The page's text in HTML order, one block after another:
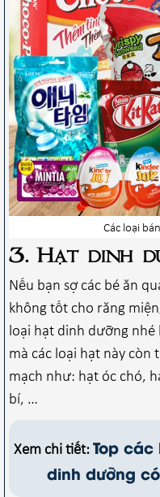
Các loại
3. Hạt dinh
Nếu bạn sợ các bé ăn
không tốt cho răng
loại hạt dinh dưỡng
mà các loại hạt này còn
mạch như: hạt óc chó,
bí, …
Xem chi tiết: Top
dinh dưỡng